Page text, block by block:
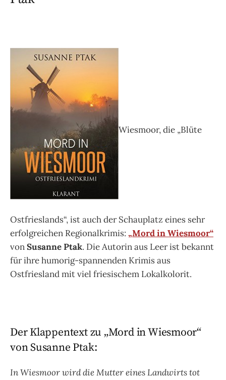
Wiesmoor, die „Blüte
Ostfrieslands“, ist auch der Schauplatz eines sehr
erfolgreichen Regionalkrimis: „Mord in Wiesmoor“
vonSusanne Ptak. Die Autorin aus Leer ist bekannt
für ihre humorig-spannenden Krimis aus
Ostfriesland mit viel friesischem Lokalkolorit.
Der Klappentext zu „Mord in Wiesmoor“
von Susanne Ptak:
In Wiesmoor wird die Mutter eines Landwirts tot